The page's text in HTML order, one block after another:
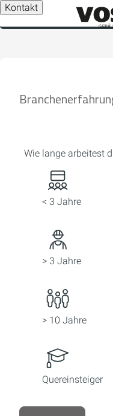
Kontakt
Wie lange arbeitest
< 3 Jahre
> 3 Jahre
> 10 Jahre
Quereinsteiger